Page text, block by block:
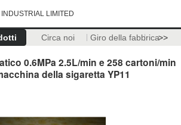
LIMITED
Circa noi Giro della fabbrica>>
0.6MPa 2.5L/min e 258 cartoni/min
della sigaretta YP11